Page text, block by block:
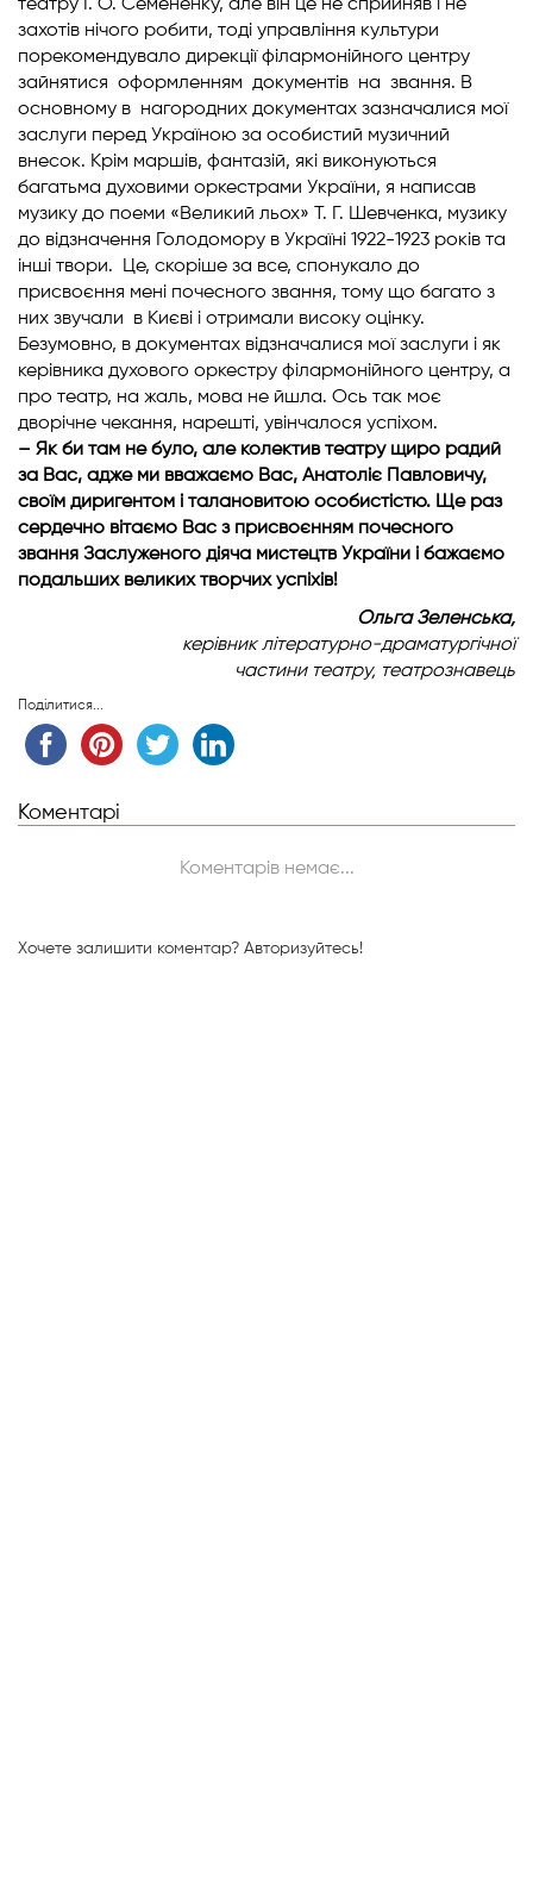
театру І. О. Семененку, але він це не сприйняв і не
захотів нічого робити, тоді управління культури
порекомендувало дирекції філармонійного центру
зайнятися оформленням документів на звання. В
основному в нагородних документах зазначалися мої
заслуги перед Україною за особистий музичний
внесок. Крім маршів, фантазій, які виконуються
багатьма духовими оркестрами України, я написав
музику до поеми «Великий льох» Т. Г. Шевченка, музику
до відзначення Голодомору в Україні 1922-1923 років та
інші твори. Це, скоріше за все, спонукало до
присвоєння мені почесного звання, тому що багато з
них звучали в Києві і отримали високу оцінку.
Безумовно, в документах відзначалися мої заслуги і як
керівника духового оркестру філармонійного центру, а
про театр, на жаль, мова не йшла. Ось так моє
дворічне чекання, нарешті, увінчалося успіхом.
– Як би там не було, але колектив театру щиро радий
за Вас, адже ми вважаємо Вас, Анатоліє Павловичу,
своїм диригентом і талановитою особистістю. Ще раз
сердечно вітаємо Вас з присвоєнням почесного
звання Заслуженого діяча мистецтв України і бажаємо
подальших великих творчих успіхів!
Ольга Зеленська,
керівник літературно-драматургічної
частини театру, театрознавець
Поділитися...
Коментарі
Коментарів немає...
Хочете залишити коментар? Авторизуйтесь!